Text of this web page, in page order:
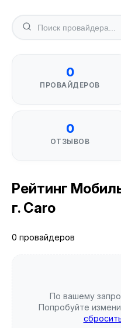
0
ПРОВАЙДЕРОВ
0
ОТЗЫВОВ
Рейтинг
г. Caro
0 провайдеров
По вашему
Попробуйте